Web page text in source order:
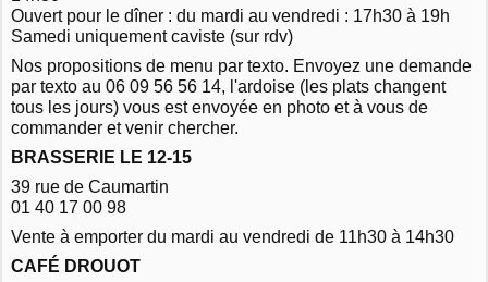
Ouvert pour le dîner : du mardi au vendredi : 17h30 à 19h
Samedi uniquement caviste (sur rdv)
Nos propositions de menu par texto. Envoyez une demande
par texto au 06 09 56 56 14, l'ardoise (les plats changent
tous les jours) vous est envoyée en photo et à vous de
commander et venir chercher.
BRASSERIE LE 12-15
39 rue de Caumartin
01 40 17 00 98
Vente à emporter du mardi au vendredi de 11h30 à 14h30
CAFÉ DROUOT